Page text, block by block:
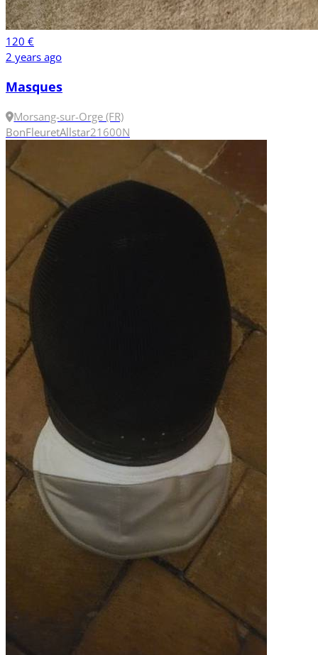
120 €
2 years ago
Masques
Morsang-sur-Orge (FR)
BonFleuretAllstar21600N